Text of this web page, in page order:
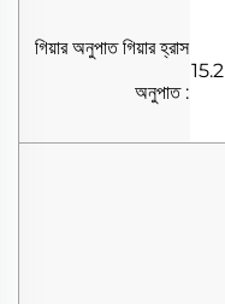
গিয়ার অনুপাতগিয়ার হ্রাস
অনুপাত :
15.2